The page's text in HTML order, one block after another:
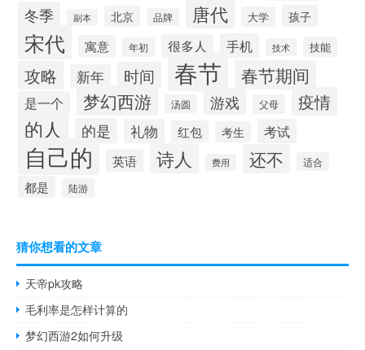
冬季 副本 北京 品牌 唐代 大学 孩子
宋代 寓意 年初 很多人 手机 技术 技能
攻略 新年 时间 春节 春节期间
是一个 梦幻西游 汤圆 游戏 父母 疫情
的人 的是 礼物 红包 考生 考试
自己的 英语 诗人 费用 还不 适合
都是 陆游
猜你想看的文章
天帝pk攻略
毛利率是怎样计算的
梦幻西游2如何升级